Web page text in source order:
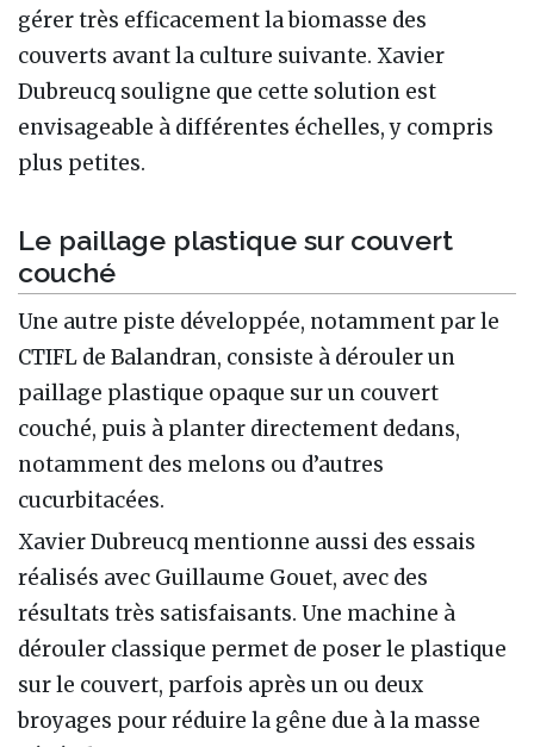
gérer très efficacement la biomasse des
couverts avant la culture suivante. Xavier
Dubreucq souligne que cette solution est
envisageable à différentes échelles, y compris
plus petites.
Le paillage plastique sur couvert
couché
Une autre piste développée, notamment par le
CTIFL de Balandran, consiste à dérouler un
paillage plastique opaque sur un couvert
couché, puis à planter directement dedans,
notamment des melons ou d’autres
cucurbitacées.
Xavier Dubreucq mentionne aussi des essais
réalisés avec Guillaume Gouet, avec des
résultats très satisfaisants. Une machine à
dérouler classique permet de poser le plastique
sur le couvert, parfois après un ou deux
broyages pour réduire la gêne due à la masse